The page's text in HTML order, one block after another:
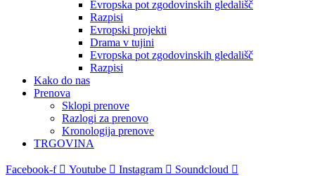
Evropska pot zgodovinskih gledališč
Razpisi
Evropski projekti
Drama v tujini
Evropska pot zgodovinskih gledališč
Razpisi
Kako do nas
Prenova
Sklopi prenove
Razlogi za prenovo
Kronologija prenove
TRGOVINA
Facebook-f Youtube Instagram Soundcloud